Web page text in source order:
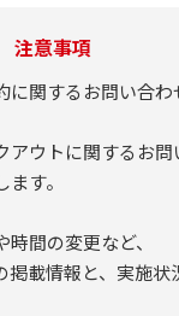
注意事項
関するお問い合
ウトに関するお
す。
間の変更など、
載情報と、実施